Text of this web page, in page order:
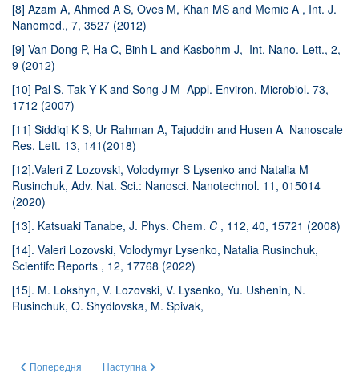
[8] Azam A, Ahmed A S, Oves M, Khan MS and Memic A , Int. J.
Nanomed., 7, 3527 (2012)
[9] Van Dong P, Ha C, Binh L and Kasbohm J, Int. Nano. Lett., 2,
9 (2012)
[10] Pal S, Tak Y K and Song J M Appl. Environ. Microbiol. 73,
1712 (2007)
[11] Siddiqi K S, Ur Rahman A, Tajuddin and Husen A Nanoscale
Res. Lett. 13, 141(2018)
[12].Valeri Z Lozovski, Volodymyr S Lysenko and Natalia M
Rusinchuk, Adv. Nat. Sci.: Nanosci. Nanotechnol. 11, 015014
(2020)
[13]. Katsuaki Tanabe, J. Phys. Chem. C , 112, 40, 15721 (2008)
[14]. Valeri Lozovski, Volodymyr Lysenko, Natalia Rusinchuk,
Scientifc Reports , 12, 17768 (2022)
[15]. M. Lokshyn, V. Lozovski, V. Lysenko, Yu. Ushenin, N.
Rusinchuk, O. Shydlovska, M. Spivak,
Попередня стаття: ЕВОЛЮЦІЯ ЯК УНІВЕРСАЛЬНИЙ ПРИРОДНИЙ
Попередня Наступна стаття: ЕВОЛЮЦІЯ ЯК УНІВЕРСАЛЬНИЙ
Наступна